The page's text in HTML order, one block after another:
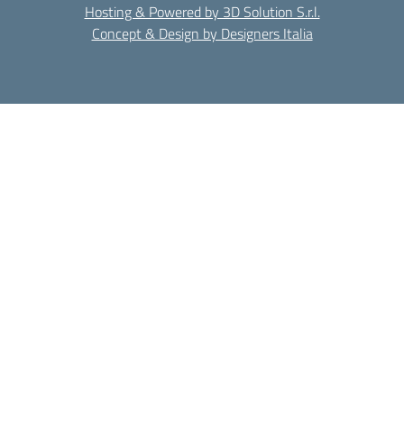
Hosting & Powered by 3D Solution S.r.l.
Concept & Design by Designers Italia